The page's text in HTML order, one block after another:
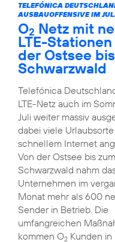
TELEFÓNICA
AUSBAUOFFENSIVE IM
O2 Netz mit
LTE-
der Ostsee
Schwarzwald
Telefónica
LTE-Netz auch im
Juli weiter massiv
dabei viele
schnellem Internet
Von der Ostsee bis zum
Schwarzwald nahm
Unternehmen im
Monat mehr als 600
Sender in Betrieb. Die
umfangreichen
kommen O2Kunden in